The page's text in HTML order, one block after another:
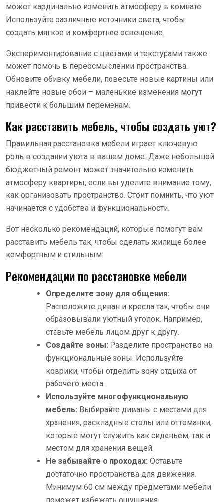
может кардинально изменить атмосферу в комнате.
Используйте различные источники света, чтобы
создать мягкое и комфортное освещение.
Экспериментирование с цветами и текстурами также
может помочь в переосмыслении пространства.
Обновите обивку мебели, повесьте новые картины или
наклейте новые обои – маленькие изменения могут
привести к большим переменам.
Как расставить мебель, чтобы создать уют?
Правильная расстановка мебели играет ключевую
роль в создании уюта в вашем доме. Даже небольшой
бюджетный ремонт может значительно изменить
атмосферу квартиры, если вы уделите внимание тому,
как организовать пространство. Стоит помнить, что уют
начинается с удобства и функциональности.
Вот несколько рекомендаций, которые помогут вам
расставить мебель так, чтобы сделать жилище более
комфортным и стильным:
Рекомендации по расстановке мебели
Определите зону для общения:
Расположите диван и кресла так, чтобы они
образовывали уютный уголок. Например,
ставьте мебель лицом друг к другу.
Создайте зоны: Разделите пространство на
функциональные зоны. Используйте
коврики, чтобы отделить зону отдыха от
рабочего места.
Используйте многофункциональную
мебель: Выбирайте диваны с местами для
хранения, раскладные столы или оттоманки,
которые могут служить как сиденьем, так и
местом для хранения вещей.
Не забывайте о проходах: Оставьте
достаточно пространства для движения.
Минимум 60 см между предметами мебели
поможет избежать ощущения